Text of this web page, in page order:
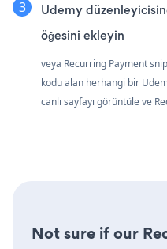
Udemy
öğesini ekleyin
veya Recurring Payment
kodu alan herhangi bir
canlı sayfayı görüntüle ve
Not sure if our